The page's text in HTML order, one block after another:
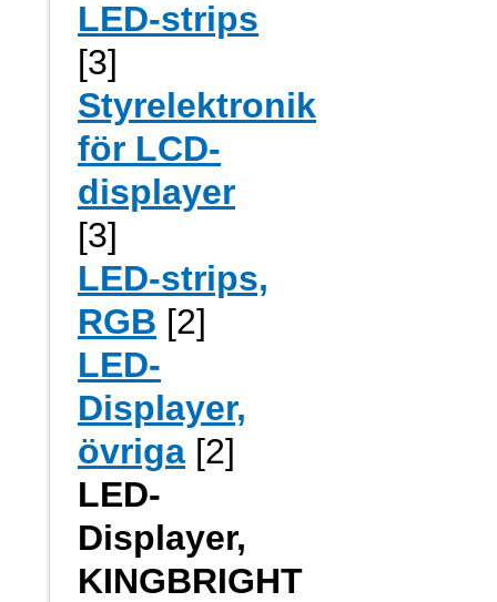
LED-strips
[3]
Styrelektronik
för LCD-
displayer
[3]
LED-strips,
RGB [2]
LED-
Displayer,
övriga [2]
LED-
Displayer,
KINGBRIGHT